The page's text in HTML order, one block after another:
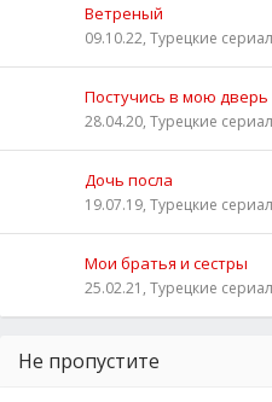
Ветреный
09.10.22, Турецкие
Постучись в мою дверь
28.04.20, Турецкие
Дочь посла
19.07.19, Турецкие
Мои братья и сестры
25.02.21, Турецкие
Не пропустите